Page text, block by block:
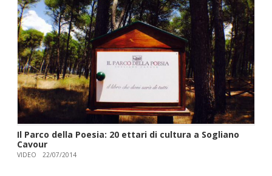
Il Parco della Poesia: 20 ettari di cultura a Sogliano
Cavour
VIDEO 22/07/2014